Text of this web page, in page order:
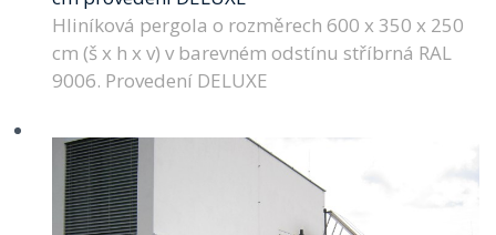
Hliníková pergola o rozměrech 600 x 350 x 250
cm (š x h x v) v barevném odstínu stříbrná RAL
9006. Provedení DELUXE